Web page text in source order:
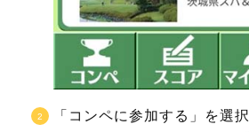
「コンペに参加する」を選択